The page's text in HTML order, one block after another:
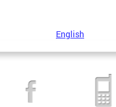
English